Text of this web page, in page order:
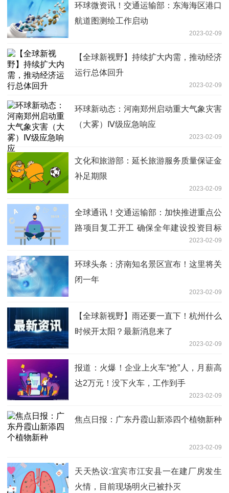
环球微资讯！交通运输部：东海海区港口
航道图测绘工作启动
2023-02-09
【全球新视野】持续扩大内需，推动经济
运行总体回升
2023-02-09
环球新动态：河南郑州启动重大气象灾害
（大雾）Ⅳ级应急响应
2023-02-09
文化和旅游部：延长旅游服务质量保证金
补足期限
2023-02-09
全球通讯！交通运输部：加快推进重点公
路项目复工开工 确保全年建设投资目标
2023-02-09
环球头条：济南知名景区宣布！这里将关
闭一年
2023-02-09
【全球新视野】雨还要一直下！杭州什么
时候开太阳？最新消息来了
2023-02-09
报道：火爆！企业上火车“抢”人，月薪高
达2万元！没下火车，工作到手
2023-02-09
焦点日报：广东丹霞山新添四个植物新种
2023-02-09
天天热议:宜宾市江安县一在建厂房发生
火情，目前现场明火已被扑灭